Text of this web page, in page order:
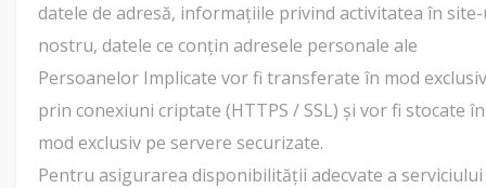
datele de adresă, informațiile privind activitatea în
nostru, datele ce conțin adresele personale ale
Persoanelor Implicate vor fi transferate în mod exclusiv
prin conexiuni criptate (HTTPS / SSL) și vor fi stocate în
mod exclusiv pe servere securizate.
Pentru asigurarea disponibilității adecvate a serviciului